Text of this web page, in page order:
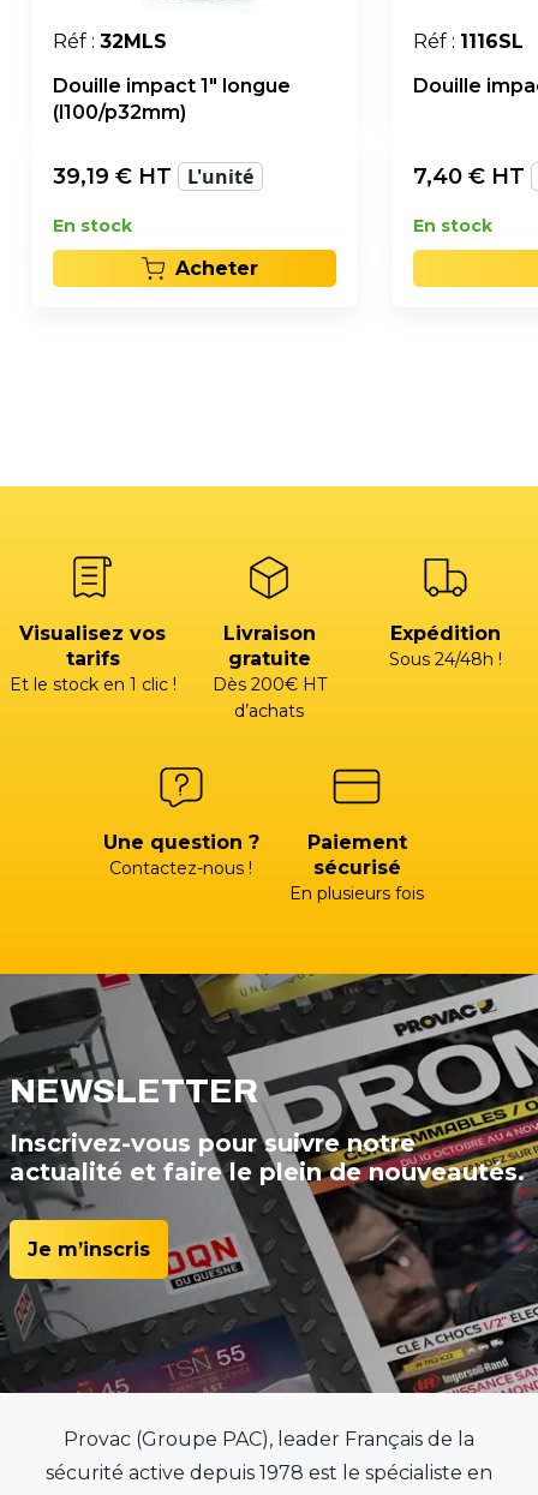
Réf : 32MLS
Douille impact 1" longue
(l100/p32mm)
39,19 € HT L'unité
En stock
Acheter
Réf : 1116SL
Douille
7,40 € HT
En stock
Visualisez vos
tarifs
Et le stock en 1 clic !
Livraison
gratuite
Dès 200€ HT
d’achats
Expédition
Sous 24/48h !
Une question ?
Contactez-nous !
Paiement
sécurisé
En plusieurs fois
NEWSLETTER
Inscrivez-vous pour suivre notre
actualité et faire le plein de nouveautés.
Je m’inscris
Provac (Groupe PAC), leader Français de la
sécurité active depuis 1978 est le spécialiste en